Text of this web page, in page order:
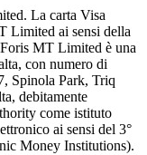
La carta Visa
Limited ai sensi della
MT Limited è una
con numero di
Spinola Park, Triq
debitamente
come istituto
ai sensi del 3°
Money Institutions).